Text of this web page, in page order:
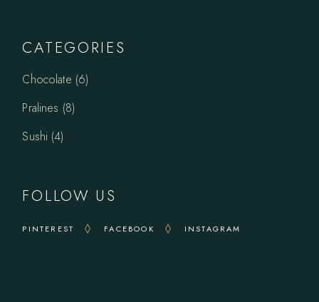
CATEGORIES
Chocolate 66
products
Pralines 88
products
Sushi 44
products
FOLLOW US
PINTEREST FACEBOOK INSTAGRAM